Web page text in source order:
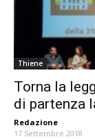
Thiene
Torna la
di partenza
Redazione -
17 Settembre 2018